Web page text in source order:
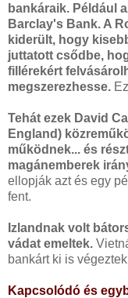
bankáraik. Például
Barclay's Bank. A
kiderült, hogy
juttatott csődbe,
fillérekért
megszerezhesse.
Tehát ezek David
England)
működnek... és
magánemberek
ellopják azt és egy
fent.
Izlandnak volt
vádat emeltek.
bankárt ki is
Kapcsolódó és